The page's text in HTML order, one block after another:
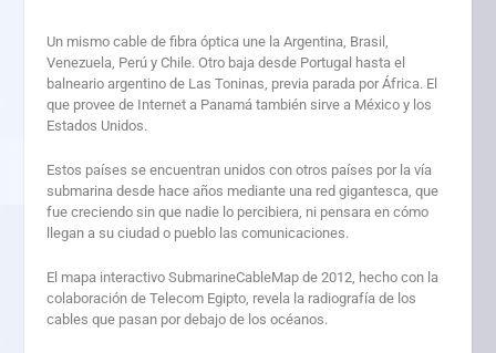
Un mismo cable de fibra óptica une la Argentina, Brasil,
Venezuela, Perú y Chile. Otro baja desde Portugal hasta el
balneario argentino de Las Toninas, previa parada por África. El
que provee de Internet a Panamá también sirve a México y los
Estados Unidos.
Estos países se encuentran unidos con otros países por la vía
submarina desde hace años mediante una red gigantesca, que
fue creciendo sin que nadie lo percibiera, ni pensara en cómo
llegan a su ciudad o pueblo las comunicaciones.
El mapa interactivo SubmarineCableMap de 2012, hecho con la
colaboración de Telecom Egipto, revela la radiografía de los
cables que pasan por debajo de los océanos.